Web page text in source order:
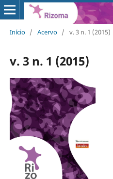
Início / Acervo / v. 3 n. 1 (2015)
v. 3 n. 1 (2015)